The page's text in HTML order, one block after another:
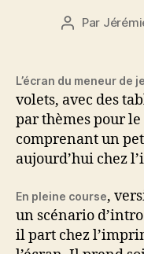
Auteur
Par
L’écran du meneur de
volets, avec des
par thèmes pour
comprenant un
aujourd’hui chez
En pleine course,
un scénario
il part chez